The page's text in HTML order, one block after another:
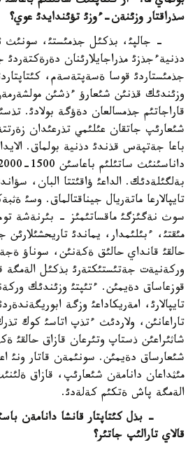
سذراقتار وزئنةن-ءوزئ تؤئندايدئ عوي؟
- جالپئ، بذكئل جذمئستئ، سونئث
دذنيةءجذزئ مذراجايلارئنان
جذمئستاردئ قوسا ةسةپتةسةم،
قاراجاتئم جذمسالعان دةؤگة بولادئ.
شئعارئپ جاتقان عئلئمي تذرعئدان
باعا جةتپةس قذندئ دذنية بولماق.
بةلگئلةدئك. الداعئ ؤاقئتتا البان،
تايپالارعا ماتةريال جيناقتالماق. وسئ
سوث نةگئزگئ ماقساتئمئز - بئرنةشة
مئقتئ، ءبئلئمدار، يماندئ
حالقئ قانداي حالئق ةكةنئن، سوناؤ
وركةنيةت جةتئستئكتةرئ بذكئل الةمگة
قوزعاساق دةيمئن. ءتئپتئ وزئندئك
تايپالارئ، امةريكاداعئ وزگة
تاراعانئن، ولاردئث ءتذپ اتاسئ كوك
شاثئراعئن ذستاپ وتئرعان قازاق حالقئ
شئعارساق دةيمئن. سونئمةن قاتار ونئ
مئثداعان دانامةن شئعارئپ، قازاق
الةمگة پاش ةتكئم كةلةدئ.
- بذل كئتاپتار قانشا دانامةن
قالاي تارالئپ جاتئر؟